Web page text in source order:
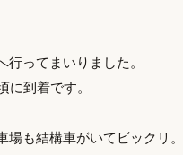
ってまいりました。
到着です。
も結構車がいてビックリ。